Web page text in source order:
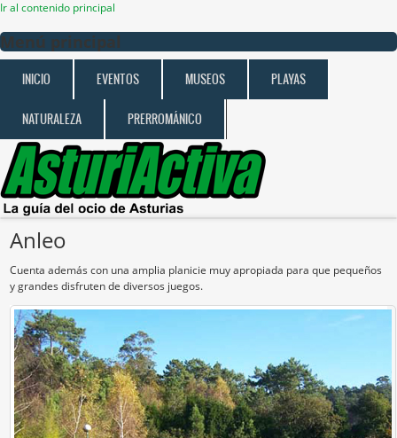
Ir al contenido principal
Menú principal
INICIO EVENTOS MUSEOS PLAYAS
NATURALEZA PRERROMÁNICO
Anleo
Cuenta además con una amplia planicie muy apropiada para que pequeños
y grandes disfruten de diversos juegos.